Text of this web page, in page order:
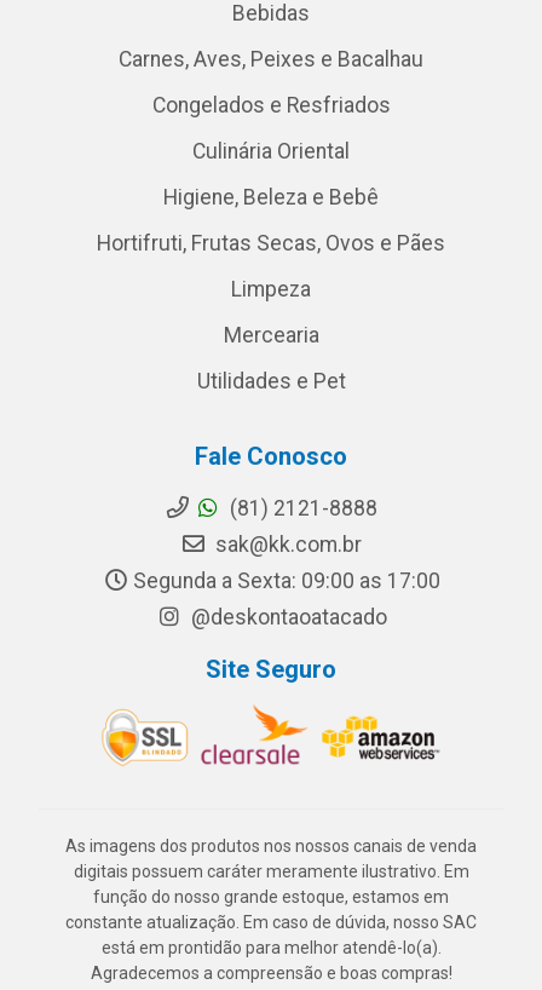
Bebidas
Carnes, Aves, Peixes e Bacalhau
Congelados e Resfriados
Culinária Oriental
Higiene, Beleza e Bebê
Hortifruti, Frutas Secas, Ovos e Pães
Limpeza
Mercearia
Utilidades e Pet
Fale Conosco
(81) 2121-8888
sak@kk.com.br
Segunda a Sexta: 09:00 as 17:00
@deskontaoatacado
Site Seguro
As imagens dos produtos nos nossos canais de venda
digitais possuem caráter meramente ilustrativo. Em
função do nosso grande estoque, estamos em
constante atualização. Em caso de dúvida, nosso SAC
está em prontidão para melhor atendê-lo(a).
Agradecemos a compreensão e boas compras!